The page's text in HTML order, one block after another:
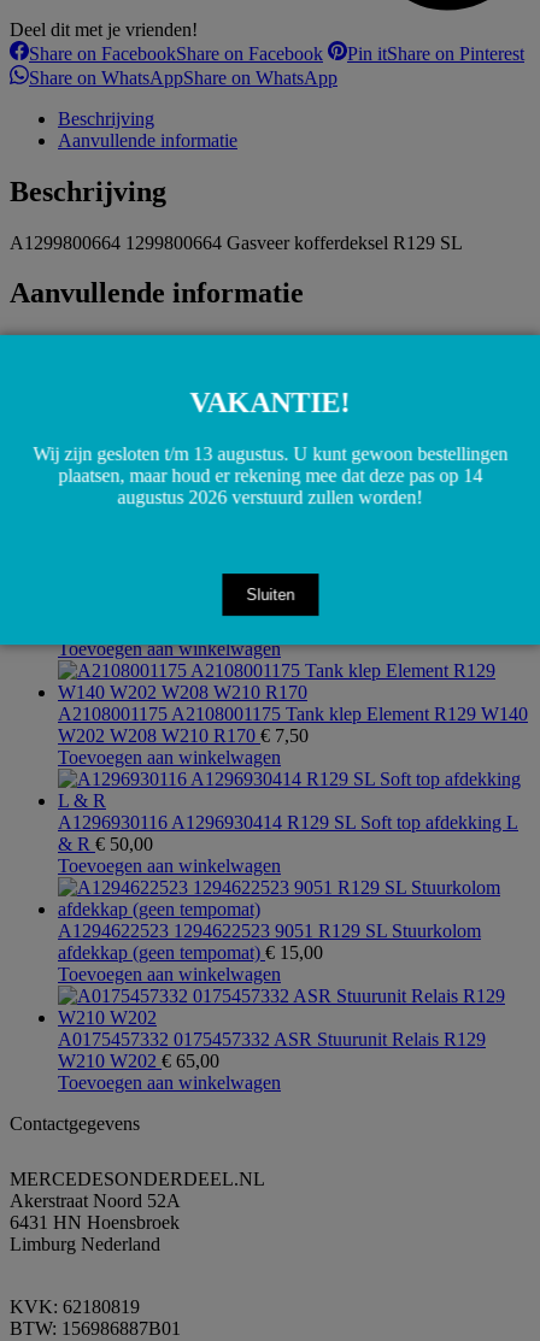
Deel dit met je vrienden!
Share on FacebookShare on Facebook Pin itShare on Pinterest
Share on WhatsAppShare on WhatsApp
Beschrijving
Aanvullende informatie
Beschrijving
A1299800664 1299800664 Gasveer kofferdeksel R129 SL
Aanvullende informatie
Gerelateerde producten
A0031538628 0031538628 M112 M113 M119 M155 M120
A1404700005 1404700005 W124 R129 W140 W168 R170
Toevoegen aan winkelwagen
A2108001175 A2108001175 Tank klep Element R129 W140
W202 W208 W210 R170 € 7,50
Toevoegen aan winkelwagen
A1296930116 A1296930414 R129 SL Soft top afdekking L
& R € 50,00
Toevoegen aan winkelwagen
A1294622523 1294622523 9051 R129 SL Stuurkolom
afdekkap (geen tempomat) € 15,00
Toevoegen aan winkelwagen
A0175457332 0175457332 ASR Stuurunit Relais R129
W210 W202 € 65,00
Toevoegen aan winkelwagen
Contactgegevens
MERCEDESONDERDEEL.NL
Akerstraat Noord 52A
6431 HN Hoensbroek
Limburg Nederland
KVK: 62180819
BTW: 156986887B01
VAKANTIE!
Wij zijn gesloten t/m 13 augustus. U kunt gewoon bestellingen
plaatsen, maar houd er rekening mee dat deze pas op 14
augustus 2026 verstuurd zullen worden!
Sluiten